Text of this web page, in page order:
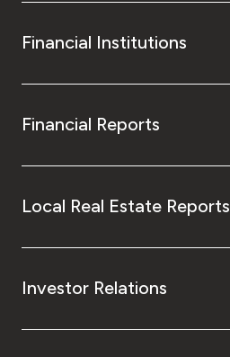
Financial Institutions
Financial Reports
Local Real Estate Reports
Investor Relations